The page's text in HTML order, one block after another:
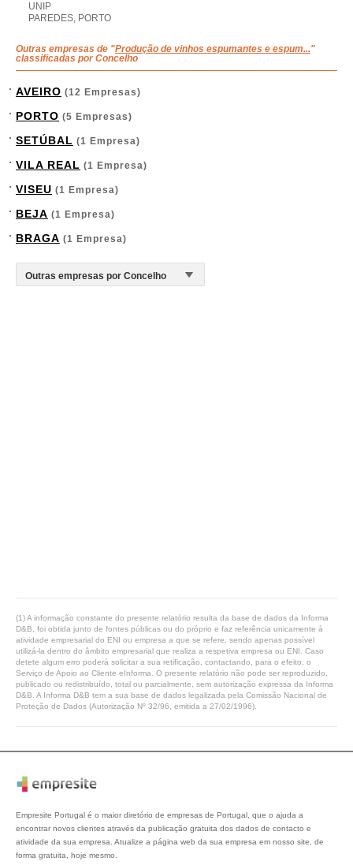
UNIP
PAREDES, PORTO
Outras empresas de "Produção de vinhos espumantes e espum..."
classificadas por Concelho
AVEIRO (12 Empresas)
PORTO (5 Empresas)
SETÚBAL (1 Empresa)
VILA REAL (1 Empresa)
VISEU (1 Empresa)
BEJA (1 Empresa)
BRAGA (1 Empresa)
(1) A informação constante do presente relatório resulta da base de dados da Informa
D&B, foi obtida junto de fontes públicas ou do próprio e faz referência unicamente à
atividade empresarial do ENI ou empresa a que se refere, sendo apenas possível
utilizá-la dentro do âmbito empresarial que realiza a respetiva empresa ou ENI. Caso
detete algum erro poderá solicitar a sua retificação, contactando, para o efeito, o
Serviço de Apoio ao Cliente eInforma. O presente relatório não pode ser reproduzido,
publicado ou redistribuído, total ou parcialmente, sem autorização expressa da Informa
D&B. A Informa D&B tem a sua base de dados legalizada pela Comissão Nacional de
Proteção de Dados (Autorização Nº 32/96, emitida a 27/02/1996).
Empresite Portugal é o maior diretório de empresas de Portugal, que o ajuda a
encontrar novos clientes através da publicação gratuita dos dados de contacto e
atividade da sua empresa. Atualize a página web da sua empresa em nosso site, de
forma gratuita, hoje mesmo.